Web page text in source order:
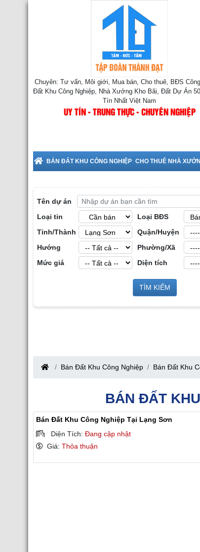
Chuyên: Tư vấn, Môi giới, Mua bán, Cho thuê, BĐS
Đất Khu Công Nghiệp, Nhà Xưởng Kho Bãi, Đất Dự Án
Tín Nhất Việt Nam
UY TÍN - TRUNG THỰC - CHUYÊN NGHIỆP
BÁN ĐẤT KHU CÔNG NGHIỆP CHO THUÊ NHÀ
Tên dự án
Loại tin
Loại BĐS
Tỉnh/Thành
Quận/Huyện
Hướng
Phường/Xã
Mức giá
Diện tích
TÌM KIẾM
Sản Công
Cho Thuê Nhà Xưởng tại Hưng Yên
Cho
Bán Đất Khu Công Nghiệp Bán Đất Khu
BÁN ĐẤT
Bán Đất Khu Công Nghiệp Tại Lạng Sơn
Diện Tích: Đang cập nhật
Giá: Thỏa thuận